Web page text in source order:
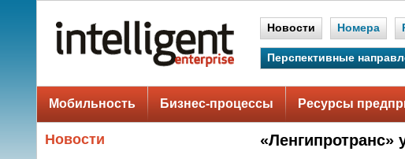
Новости Номера
Перспективные
Мобильность Бизнес-процессы Ресурсы
Новости «Ленгипротранс»